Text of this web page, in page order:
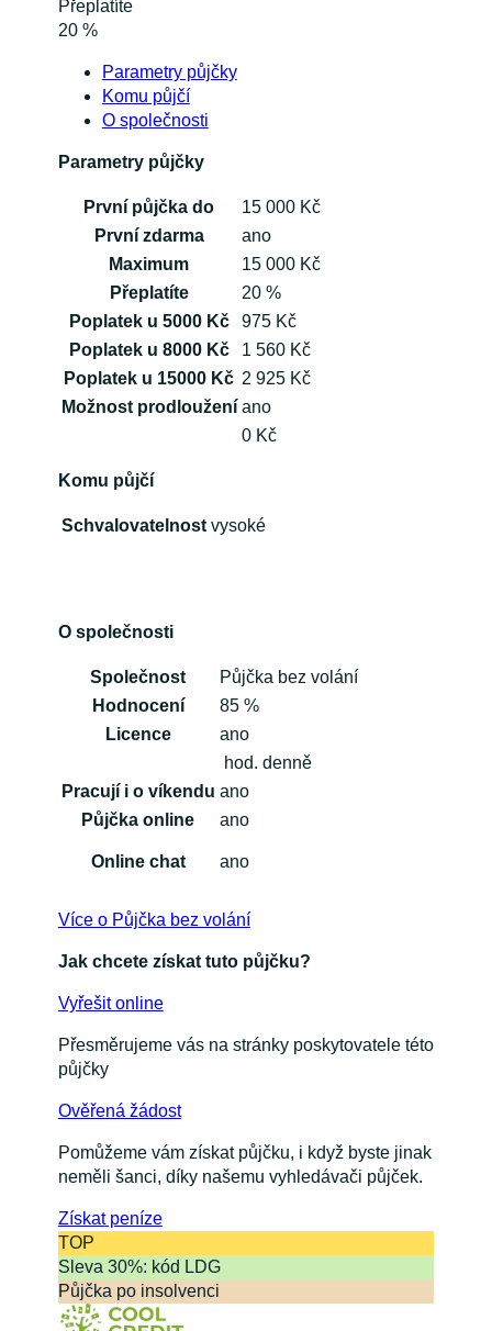
Přeplatíte
20 %
Parametry půjčky
Komu půjčí
O společnosti
Parametry půjčky
První půjčka do
15 000 Kč
První zdarma
ano
Maximum
15 000 Kč
Přeplatíte
20 %
Poplatek u 5000 Kč
975 Kč
Poplatek u 8000 Kč
1 560 Kč
Poplatek u 15000 Kč 2 925 Kč
Možnost prodloužení ano
0 Kč
Komu půjčí
Schvalovatelnost vysoké
O společnosti
Společnost
Půjčka bez volání
Hodnocení
85 %
Licence
ano
hod. denně
Pracují i o víkendu ano
Půjčka online
ano
Online chat ano
Více o Půjčka bez volání
Jak chcete získat tuto půjčku?
Vyřešit online
Přesměrujeme vás na stránky poskytovatele této
půjčky
Ověřená žádost
Pomůžeme vám získat půjčku, i když byste jinak
neměli šanci, díky našemu vyhledávači půjček.
Získatpeníze
TOP
Sleva 30%: kód LDG
Půjčka po insolvenci